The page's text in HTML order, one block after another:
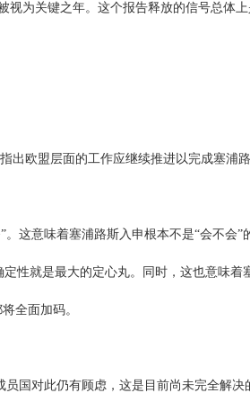
视为关键之年。这个报告释放的信号总体
出欧盟层面的工作应继续推进以完成塞浦
这意味着塞浦路斯入申根本不是“会不会”
性就是最大的定心丸。同时，这也意味着
全面加码。
员国对此仍有顾虑，这是目前尚未完全解决